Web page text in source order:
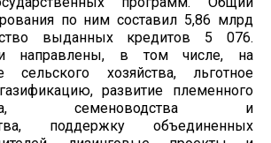
по ним составил 5,86 млрд
выданных кредитов 5 076.
направлены, в том числе, на
сельского хозяйства, льготное
развитие племенного
семеноводства и
поддержку объединенных